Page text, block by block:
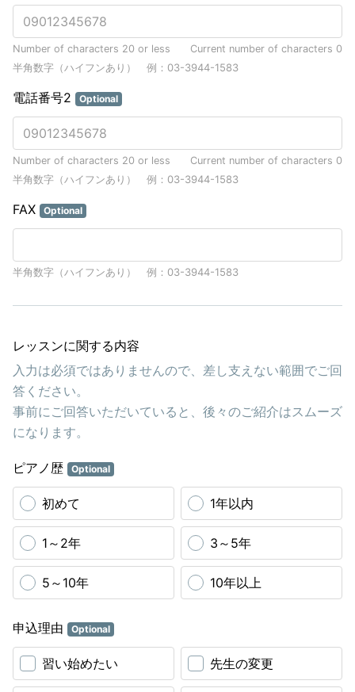
Number of characters 20 or less Current number of characters 0
半角数字（ハイフンあり） 例：03-3944-1583
電話番号2 Optional
Number of characters 20 or less Current number of characters 0
半角数字（ハイフンあり） 例：03-3944-1583
FAX Optional
半角数字（ハイフンあり） 例：03-3944-1583
レッスンに関する内容
入力は必須ではありませんので、差し支えない範囲でご回
答ください。
事前にご回答いただいていると、後々のご紹介はスムーズ
になります。
ピアノ歴 Optional
初めて 1年以内
1～2年 3～5年
5～10年 10年以上
申込理由 Optional
習い始めたい 先生の変更